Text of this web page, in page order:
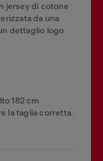
jersey di cotone
da una
dettaglio logo
182 cm
la taglia corretta.